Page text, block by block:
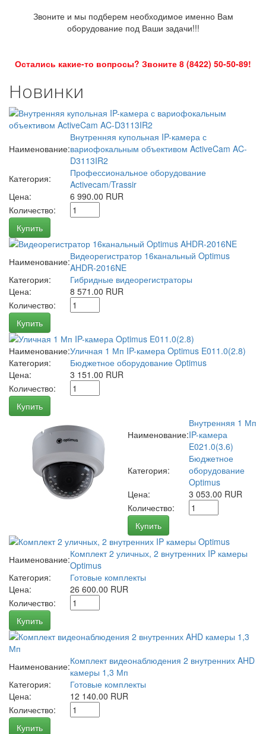
Звоните и мы подберем необходимое именно Вам
оборудование под Ваши задачи!!!
Остались какие-то вопросы? Звоните 8 (8422) 50-50-89!
Новинки
Наименование:
Внутренняя купольная IP-камера с
вариофокальным объективом ActiveCam AC-
D3113IR2
Категория:
Профессиональное оборудование
Activecam/Trassir
Цена:
6 990.00 RUR
Количество:
Купить
Наименование:Видеорегистратор 16канальный Optimus
AHDR-2016NE
Категория:
Гибридные видеорегистраторы
Цена:
8 571.00 RUR
Количество:
Купить
Наименование:Уличная 1 Мп IP-камера Optimus E011.0(2.8)
Категория:
Бюджетное оборудование Optimus
Цена:
3 151.00 RUR
Количество:
Купить
Наименование:
Внутренняя 1 Мп
IP-камера
E021.0(3.6)
Категория:
Бюджетное
оборудование
Optimus
Цена:
3 053.00 RUR
Количество:
Купить
Наименование:Комплект 2 уличных, 2 внутренних IP камеры
Optimus
Категория:
Готовые комплекты
Цена:
26 600.00 RUR
Количество:
Купить
Наименование:Комплект видеонаблюдения 2 внутренних AHD
камеры 1,3 Мп
Категория:
Готовые комплекты
Цена:
12 140.00 RUR
Количество:
Купить